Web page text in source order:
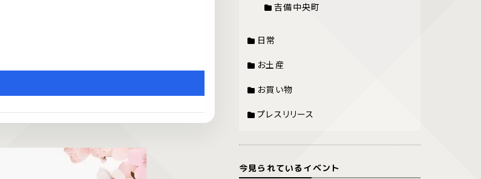
吉備中央町
日常
お土産
お買い物
プレスリリース
今見られているイベント